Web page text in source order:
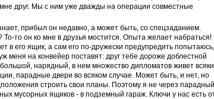
мне друг. Мы с ним уже дважды на операции совместные
прибыл он недавно, а может быть, со спецзаданием.
то он ко мне в друзья мостится. Опыта желает набраться!
в его ящик, а сам его по-дружески предупредить попытаюсь,
меня на конвейер поставят: друг тебе дороже доблестной
нарядный, в нем множество дипломатов живет
парадные двери во всяком случае. Может быть, и нет, но
строить свои планы. Поэтому я не через парадный
мусорных ящиков - в подземный гараж. Ключи у нас есть